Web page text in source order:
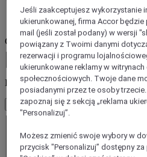
błąd / błędy
Gdzie chcesz jechać?
Booking Dates
Liczba gości
1 Pokoje - 1 Goście
Pokój 1
Pokój 1
Liczba dorosłych
- Usuń osobę dorosłą
Jeśli zaakceptujesz wykorzystanie
ukierunkowanej, firma Accor
mail (jeśli został podany) w wersji
powiązany z Twoimi danymi
rezerwacji i programu
ukierunkowane reklamy w
społecznościowych. Twoje dane
posiadanymi przez te osoby
zapoznaj się z sekcją „reklama
"Personalizuj”.
Możesz zmienić swoje wybory w
przycisk "Personalizuj” dostępny